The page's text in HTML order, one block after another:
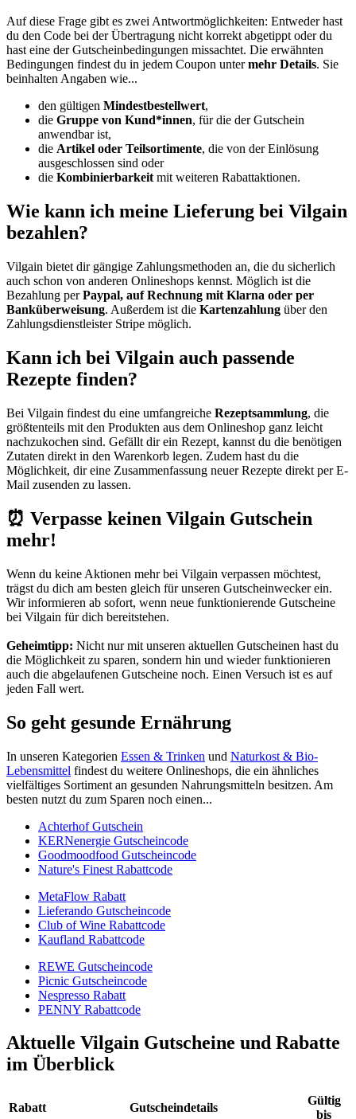
Auf diese Frage gibt es zwei Antwortmöglichkeiten: Entweder hast
du den Code bei der Übertragung nicht korrekt abgetippt oder du
hast eine der Gutscheinbedingungen missachtet. Die erwähnten
Bedingungen findest du in jedem Coupon untermehr Details. Sie
beinhalten Angaben wie...
den gültigen Mindestbestellwert,
die Gruppe von Kund*innen, für die der Gutschein
anwendbar ist,
die Artikel oder Teilsortimente, die von der Einlösung
ausgeschlossen sind oder
die Kombinierbarkeit mit weiteren Rabattaktionen.
Wie kann ich meine Lieferung bei Vilgain
bezahlen?
Vilgain bietet dir gängige Zahlungsmethoden an, die du sicherlich
auch schon von anderen Onlineshops kennst. Möglich ist die
Bezahlung perPaypal, auf Rechnung mit Klarna oder per
Banküberweisung. Außerdem ist die Kartenzahlung über den
Zahlungsdienstleister Stripe möglich.
Kann ich bei Vilgain auch passende
Rezepte finden?
Bei Vilgain findest du eine umfangreiche Rezeptsammlung, die
größtenteils mit den Produkten aus dem Onlineshop ganz leicht
nachzukochen sind. Gefällt dir ein Rezept, kannst du die benötigen
Zutaten direkt in den Warenkorb legen. Zudem hast du die
Möglichkeit, dir eine Zusammenfassung neuer Rezepte direkt per E-
Mail zusenden zu lassen.
⏰ Verpasse keinen Vilgain Gutschein
mehr!
Wenn du keine Aktionen mehr bei Vilgain verpassen möchtest,
trägst du dich am besten gleich für unseren Gutscheinweckerein.
Wir informieren ab sofort, wenn neue funktionierende Gutscheine
bei Vilgain für dich bereitstehen.
Geheimtipp: Nicht nur mit unseren aktuellen Gutscheinen hast du
die Möglichkeit zu sparen, sondern hin und wieder funktionieren
auch die abgelaufenen Gutscheine noch. Einen Versuch ist es auf
jeden Fall wert.
So geht gesunde Ernährung
In unseren Kategorien Essen & Trinken und Naturkost & Bio-
Lebensmittel findest du weitere Onlineshops, die ein ähnliches
vielfältiges Sortiment an gesunden Nahrungsmitteln besitzen. Am
besten nutzt du zum Sparen noch einen...
Achterhof Gutschein
KERNenergie Gutscheincode
Goodmoodfood Gutscheincode
Nature's Finest Rabattcode
MetaFlow Rabatt
Lieferando Gutscheincode
Club of Wine Rabattcode
Kaufland Rabattcode
REWE Gutscheincode
Picnic Gutscheincode
Nespresso Rabatt
PENNY Rabattcode
Aktuelle Vilgain Gutscheine und Rabatte
im Überblick
Rabatt Gutscheindetails
Gültig
bis